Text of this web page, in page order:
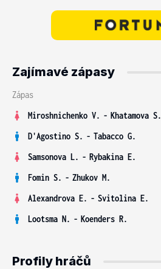
Zajímavé zápasy
Zápas
Miroshnichenko V. - Khatamova S.
D'Agostino S. - Tabacco G.
Samsonova L. - Rybakina E.
Fomin S. - Zhukov M.
Alexandrova E. - Svitolina E.
Lootsma N. - Koenders R.
Profily hráčů